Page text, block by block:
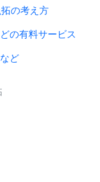
の考え方
の有料サービス
ど